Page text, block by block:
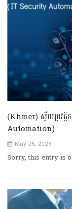
(Khmer) ស្វ័យប្រវត្តិ
Automation)
May 25, 2026
Sorry, this entry is